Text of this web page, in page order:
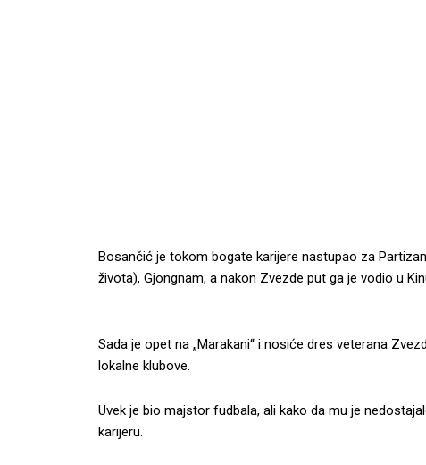
Bosančić je tokom bogate karijere nastupao za
života), Gjongnam, a nakon Zvezde put ga je vodio u
Sada je opet na „Marakani“ i nosiće dres veterana
lokalne klubove.
Uvek je bio majstor fudbala, ali kako da mu je
karijeru.